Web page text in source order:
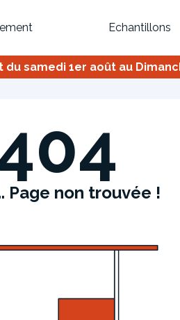
Echantillons
vous du catalogue
de A à Z Retrouvez
samedi 1er août au
Page non trouvée !